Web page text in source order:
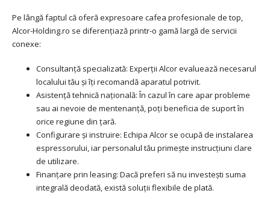
Pe lângă faptul că oferă expresoare cafea profesionale de top,
Alcor-Holding.ro se diferențiază printr-o gamă largă de servicii
conexe:
Consultanță specializată: Experții Alcor evaluează necesarul
localului tău și îți recomandă aparatul potrivit.
Asistență tehnică națională: În cazul în care apar probleme
sau ai nevoie de mentenanță, poți beneficia de suport în
orice regiune din țară.
Configurare și instruire: Echipa Alcor se ocupă de instalarea
espressorului, iar personalul tău primește instrucțiuni clare
de utilizare.
Finanțare prin leasing: Dacă preferi să nu investești suma
integrală deodată, există soluții flexibile de plată.